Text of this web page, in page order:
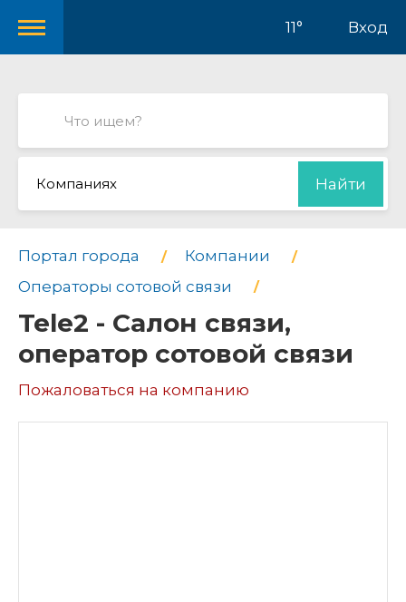
11° Вход
Компаниях Найти
Портал города
Компании
Операторы сотовой связи
Tele2 - Салон связи,
оператор сотовой связи
Пожаловаться на компанию